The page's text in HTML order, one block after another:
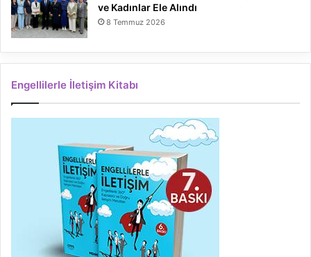
ve Kadınlar Ele Alındı
8 Temmuz 2026
Engellilerle İletişim Kitabı